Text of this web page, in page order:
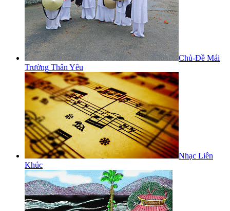
Chủ-Đề Mái
Trường Thân Yêu
Nhạc Liên
Khúc